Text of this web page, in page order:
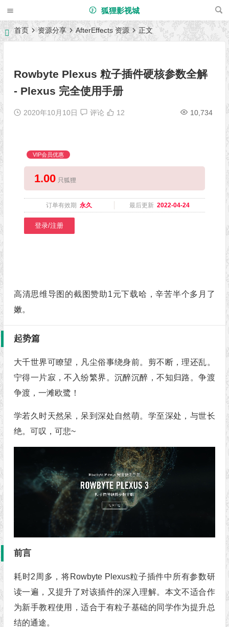
狐狸影视城
首页 资源分享 AfterEffects 资源 正文
Rowbyte Plexus 粒子插件硬核参数全解
- Plexus 完全使用手册
2020年10月10日 评论 10,734
12
VIP会员优惠
1.00 只狐狸
订单有效期 永久 最后更新 2022-04-24
登录/注册
高清思维导图的截图赞助1元下载哈，辛苦半个多月了
嫩。
起势篇
大千世界可瞭望，凡尘俗事绕身前。剪不断，理还乱。
宁得一片寂，不入纷繁界。沉醉沉醉，不知归路。争渡
争渡，一滩欧鹭！
学若久时天然呆，呆到深处自然萌。学至深处，与世长
绝。可叹，可悲~
前言
耗时2周多，将Rowbyte Plexus粒子插件中所有参数研
读一遍，又提升了对该插件的深入理解。本文不适合作
为新手教程使用，适合于有粒子基础的同学作为提升总
结的通途。